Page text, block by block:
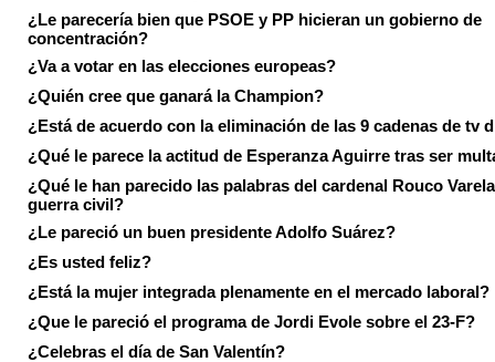
¿Le parecería bien que PSOE y PP hicieran un gobierno de
concentración?
¿Va a votar en las elecciones europeas?
¿Quién cree que ganará la Champion?
¿Está de acuerdo con la eliminación de las 9 cadenas de tv
¿Qué le parece la actitud de Esperanza Aguirre tras ser
¿Qué le han parecido las palabras del cardenal Rouco
guerra civil?
¿Le pareció un buen presidente Adolfo Suárez?
¿Es usted feliz?
¿Está la mujer integrada plenamente en el mercado laboral?
¿Que le pareció el programa de Jordi Evole sobre el 23-F?
¿Celebras el día de San Valentín?